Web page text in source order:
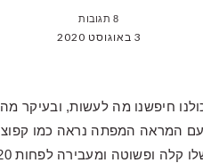
8 תגובות
3 באוגוסט 2020
חיפשנו מה לעשות, ובעיקר
המראה המפתה נראה כמו